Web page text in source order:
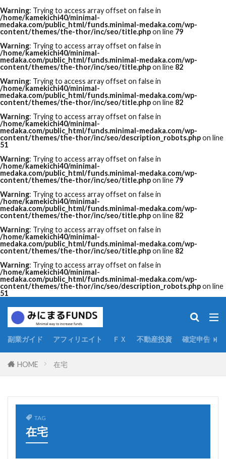
Warning: Trying to access array offset on false in
/home/kamekichi40/minimal-
medaka.com/public_html/funds.minimal-medaka.com/wp-
content/themes/the-thor/inc/seo/title.phpon line 79
Warning: Trying to access array offset on false in
/home/kamekichi40/minimal-
medaka.com/public_html/funds.minimal-medaka.com/wp-
content/themes/the-thor/inc/seo/title.phpon line 82
Warning: Trying to access array offset on false in
/home/kamekichi40/minimal-
medaka.com/public_html/funds.minimal-medaka.com/wp-
content/themes/the-thor/inc/seo/title.phpon line 82
Warning: Trying to access array offset on false in
/home/kamekichi40/minimal-
medaka.com/public_html/funds.minimal-medaka.com/wp-
content/themes/the-thor/inc/seo/description_robots.phpon line
51
Warning: Trying to access array offset on false in
/home/kamekichi40/minimal-
medaka.com/public_html/funds.minimal-medaka.com/wp-
content/themes/the-thor/inc/seo/title.phpon line 79
Warning: Trying to access array offset on false in
/home/kamekichi40/minimal-
medaka.com/public_html/funds.minimal-medaka.com/wp-
content/themes/the-thor/inc/seo/title.phpon line 82
Warning: Trying to access array offset on false in
/home/kamekichi40/minimal-
medaka.com/public_html/funds.minimal-medaka.com/wp-
content/themes/the-thor/inc/seo/title.phpon line 82
Warning: Trying to access array offset on false in
/home/kamekichi40/minimal-
medaka.com/public_html/funds.minimal-medaka.com/wp-
content/themes/the-thor/inc/seo/description_robots.phpon line
51
副業ガイド アフィリエイト ＦＸ 不動産投資 確定申告
HOME 在宅
TAG
在宅